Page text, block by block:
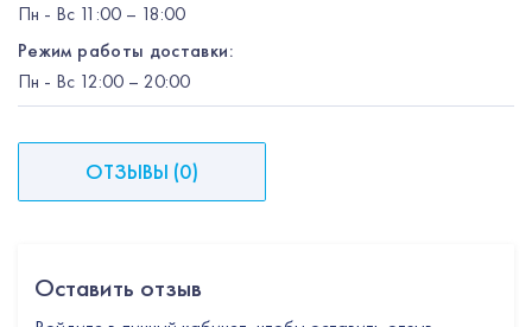
Пн - Вс 11:00 – 18:00
Режим работы доставки:
Пн - Вс 12:00 – 20:00
ОТЗЫВЫ (0)
Оставить отзыв